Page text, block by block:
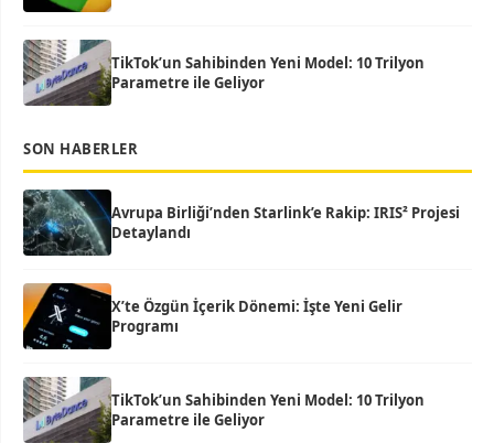
TikTok’un Sahibinden Yeni Model: 10 Trilyon
Parametre ile Geliyor
SON HABERLER
Avrupa Birliği’nden Starlink’e Rakip: IRIS² Projesi
Detaylandı
X’te Özgün İçerik Dönemi: İşte Yeni Gelir
Programı
TikTok’un Sahibinden Yeni Model: 10 Trilyon
Parametre ile Geliyor